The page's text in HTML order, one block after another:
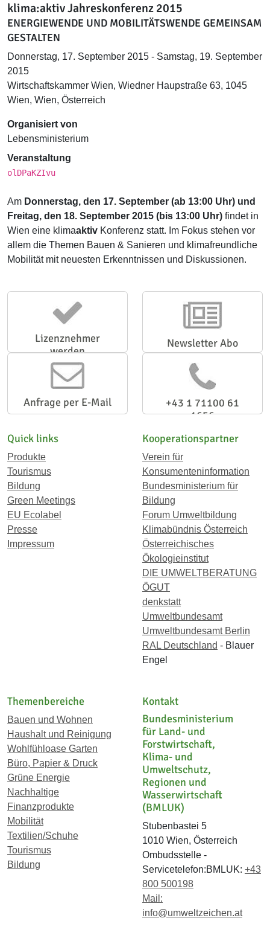
klima:aktiv Jahreskonferenz 2015
ENERGIEWENDE UND MOBILITÄTSWENDE GEMEINSAM
GESTALTEN
Donnerstag, 17. September 2015 - Samstag, 19. September
2015
Wirtschaftskammer Wien, Wiedner Haupstraße 63, 1045
Wien, Wien, Österreich
Organisiert von
Lebensministerium
Veranstaltung
olDPaKZIvu
Am Donnerstag, den 17. September (ab 13:00 Uhr) und
Freitag, den 18. September 2015 (bis 13:00 Uhr) findet in
Wien eine klimaaktiv Konferenz statt. Im Fokus stehen vor
allem die Themen Bauen & Sanieren und klimafreundliche
Mobilität mit neuesten Erkenntnissen und Diskussionen.
Lizenznehmer
werden
Newsletter Abo
Anfrage per E-Mail
+43 1 71100 61
1656
Quick links
Produkte
Tourismus
Bildung
Green Meetings
EU Ecolabel
Presse
Impressum
Kooperationspartner
Verein für
Konsumenteninformation
Bundesministerium für
Bildung
Forum Umweltbildung
Klimabündnis Österreich
Österreichisches
Ökologieinstitut
DIE UMWELTBERATUNG
ÖGUT
denkstatt
Umweltbundesamt
Umweltbundesamt Berlin
RAL Deutschland - Blauer
Engel
Themenbereiche
Bauen und Wohnen
Haushalt und Reinigung
Wohlfühloase Garten
Büro, Papier & Druck
Grüne Energie
Nachhaltige
Finanzprodukte
Mobilität
Textilien/Schuhe
Tourismus
Bildung
Kontakt
Bundesministerium
für Land- und
Forstwirtschaft,
Klima- und
Umweltschutz,
Regionen und
Wasserwirtschaft
(BMLUK)
Stubenbastei 5
1010 Wien, Österreich
Ombudsstelle -
Servicetelefon:BMLUK: +43
800 500198
Mail:
info@umweltzeichen.at